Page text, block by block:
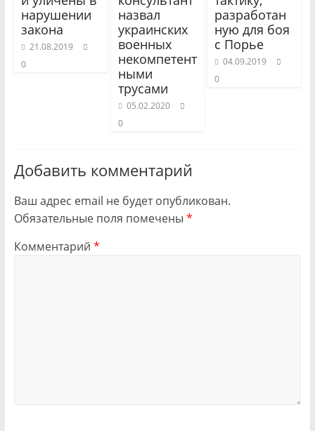
нарушении
закона
21.08.2019
0
назвал
украинских
военных
некомпетент
ными
трусами
05.02.2020
0
разработан
ную для боя
с Порье
04.09.2019
0
Добавить комментарий
Ваш адрес email не будет опубликован.
Обязательные поля помечены *
Комментарий *